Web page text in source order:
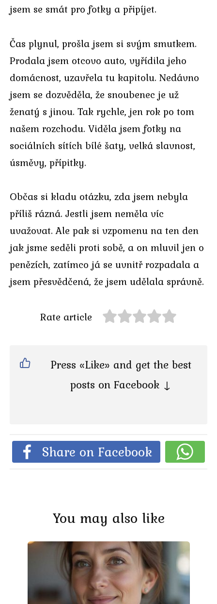
jsem se smát pro fotky a připíjet.
Čas plynul, prošla jsem si svým smutkem.
Prodala jsem otcovo auto, vyřídila jeho
domácnost, uzavřela tu kapitolu. Nedávno
jsem se dozvěděla, že snoubenec je už
ženatý s jinou. Tak rychle, jen rok po tom
našem rozchodu. Viděla jsem fotky na
sociálních sítích bílé šaty, velká slavnost,
úsměvy, přípitky.
Občas si kladu otázku, zda jsem nebyla
příliš rázná. Jestli jsem neměla víc
uvažovat. Ale pak si vzpomenu na ten den
jak jsme seděli proti sobě, a on mluvil jen o
penězích, zatímco já se uvnitř rozpadala a
jsem přesvědčená, že jsem udělala správně.
Rate article
Press «Like» and get the best
posts on Facebook ↓
Share on Facebook
You may also like